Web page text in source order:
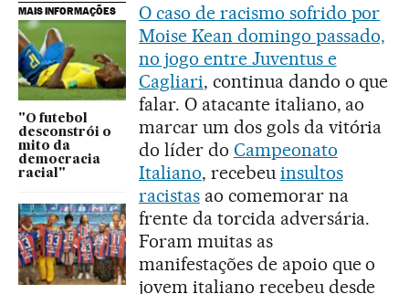
MAIS INFORMAÇÕES
"O futebol
desconstrói o
mito da
democracia
racial"
O caso de racismo sofrido por
Moise Kean domingo passado,
no jogo entre Juventus e
Cagliari, continua dando o que
falar. O atacante italiano, ao
marcar um dos gols da vitória
do líder do Campeonato
Italiano, recebeu insultos
racistasao comemorar na
frente da torcida adversária.
Foram muitas as
manifestações de apoio que o
jovem italiano recebeu desde